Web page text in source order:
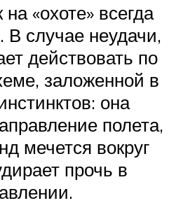
«охоте» всегда
случае неудачи,
действовать по
заложенной в
она
полета,
мечется вокруг
прочь в